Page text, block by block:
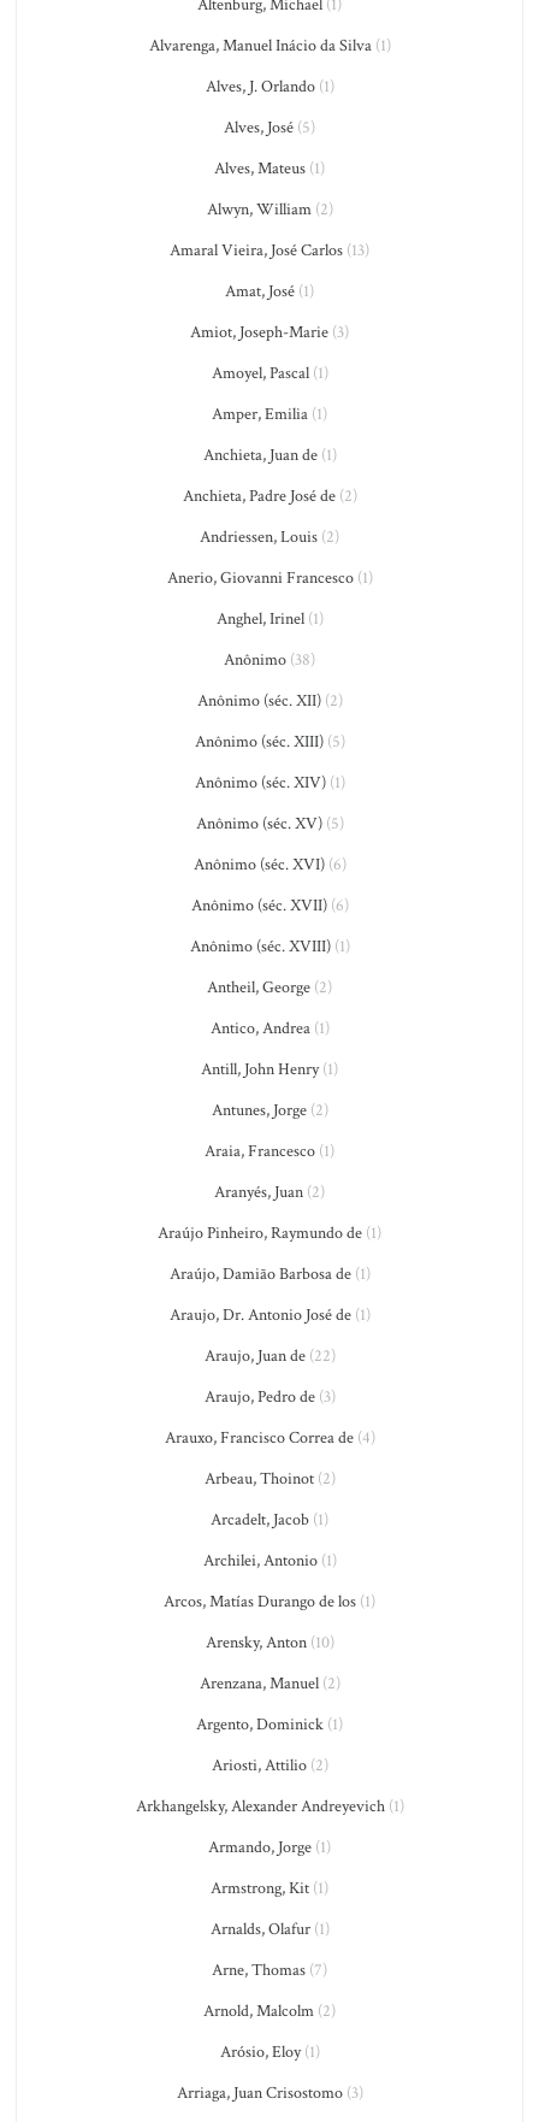
Altenburg, Michael (1)
Alvarenga, Manuel Inácio da Silva(1)
Alves, J. Orlando(1)
Alves, José (5)
Alves, Mateus (1)
Alwyn, William(2)
Amaral Vieira, José Carlos (13)
Amat, José (1)
Amiot, Joseph-Marie (3)
Amoyel, Pascal(1)
Amper, Emilia (1)
Anchieta, Juan de(1)
Anchieta, Padre José de(2)
Andriessen, Louis (2)
Anerio, Giovanni Francesco(1)
Anghel, Irinel(1)
Anônimo (38)
Anônimo (séc. XII)(2)
Anônimo (séc. XIII)(5)
Anônimo (séc. XIV)(1)
Anônimo (séc. XV)(5)
Anônimo (séc. XVI)(6)
Anônimo (séc. XVII)(6)
Anônimo (séc. XVIII)(1)
Antheil, George (2)
Antico, Andrea(1)
Antill, John Henry(1)
Antunes, Jorge(2)
Araia, Francesco (1)
Aranyés, Juan (2)
Araújo Pinheiro, Raymundo de (1)
Araújo, Damião Barbosa de(1)
Araujo, Dr. Antonio José de(1)
Araujo, Juan de(22)
Araujo, Pedro de(3)
Arauxo, Francisco Correa de(4)
Arbeau, Thoinot(2)
Arcadelt, Jacob (1)
Archilei, Antonio(1)
Arcos, Matías Durango de los (1)
Arensky, Anton(10)
Arenzana, Manuel(2)
Argento, Dominick (1)
Ariosti, Attilio(2)
Arkhangelsky, Alexander Andreyevich(1)
Armando, Jorge (1)
Armstrong, Kit (1)
Arnalds, Olafur(1)
Arne, Thomas (7)
Arnold, Malcolm (2)
Arósio, Eloy(1)
Arriaga, Juan Crisostomo(3)